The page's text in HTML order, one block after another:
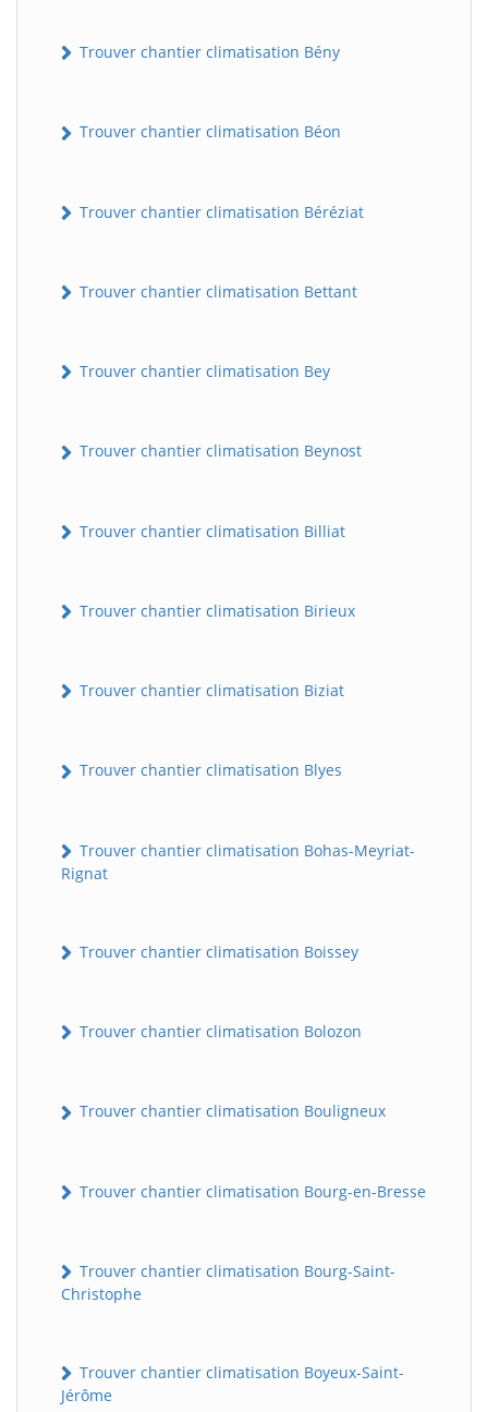
Trouver chantier climatisation Bény
Trouver chantier climatisation Béon
Trouver chantier climatisation Béréziat
Trouver chantier climatisation Bettant
Trouver chantier climatisation Bey
Trouver chantier climatisation Beynost
Trouver chantier climatisation Billiat
Trouver chantier climatisation Birieux
Trouver chantier climatisation Biziat
Trouver chantier climatisation Blyes
Trouver chantier climatisation Bohas-Meyriat-
Rignat
Trouver chantier climatisation Boissey
Trouver chantier climatisation Bolozon
Trouver chantier climatisation Bouligneux
Trouver chantier climatisation Bourg-en-Bresse
Trouver chantier climatisation Bourg-Saint-
Christophe
Trouver chantier climatisation Boyeux-Saint-
Jérôme